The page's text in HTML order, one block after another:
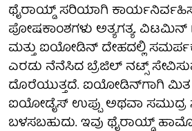
ಥೈರಾಯ್ಡ್ ಸರಿಯಾಗಿ
ಪೋಷಕಾಂಶಗಳು ಅತ್ಯಗತ್ಯ.
ಮತ್ತು ಐಯೋಡಿನ್ ದೇಹದಲ್ಲಿ
ಎರಡು ನೆನೆಸಿದ ಬ್ರೆಜಿಲ್ ನಟ್ಸ್
ದೊರೆಯುತ್ತದೆ. ಐಯೋಡಿನ್‌ಗಾಗಿ
ಐಯೋಡೈಸ್ ಉಪ್ಪು ಅಥವಾ ಸಮುದ್ರ
ಬಳಸಬಹುದು. ಇವು ಥೈರಾಯ್ಡ್